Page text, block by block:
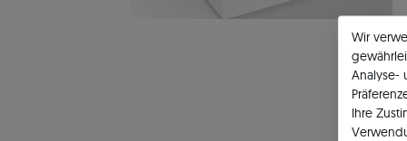
Wir
Analyse-
Ihre